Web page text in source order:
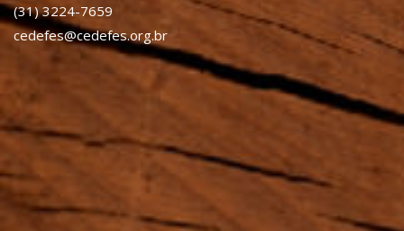
(31) 3224-7659
cedefes@cedefes.org.br